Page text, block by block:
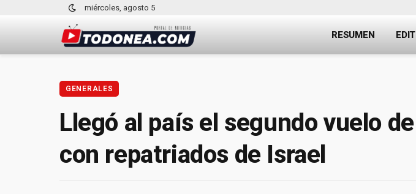
miércoles, agosto 5
RESUMEN
GENERALES
Llegó al país el segundo vuelo
con repatriados de Israel